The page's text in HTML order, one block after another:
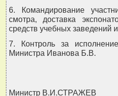
6. Командирование
смотра, доставка
средств учебных заведений
7. Контроль за
Министра Иванова Б.В.
Министр В.И.СТРАЖЕВ